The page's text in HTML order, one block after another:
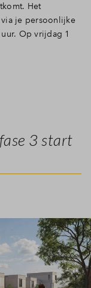
Het
je persoonlijke
Op vrijdag 1
3 start